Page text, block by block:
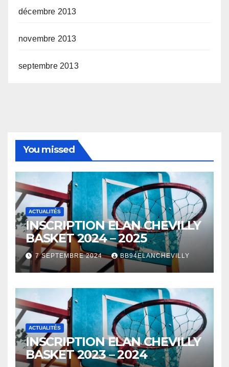
décembre 2013
novembre 2013
septembre 2013
You missed
ACTUALITÉS
INSCRIPTION ELAN CHEVILLY
BASKET 2024 – 2025
7 SEPTEMBRE 2024 BB94ELANCHEVILLY
ACTUALITÉS
INSCRIPTION ELAN CHEVILLY
BASKET 2023 – 2024